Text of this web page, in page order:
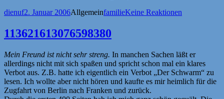
Autor
dienufVeröffentlicht
2. Januar 2006Kategorien
AllgemeinSchlagwörter
familieKeine Reaktionen
113621613076598380
Mein Freund ist nicht sehr streng. In manchen Sachen läßt er
allerdings nicht mit sich spaßen und spricht schon mal ein klares
Verbot aus. Z.B. hatte ich eigentlich ein Verbot „Der Schwarm“ zu
lesen. Ich wollte aber nicht hören und kaufte es mir heimlich für die
Zugfahrt von Berlin nach Franken und zurück.